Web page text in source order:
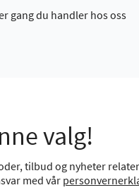
gang du handler hos oss
valg!
tilbud og nyheter
med vår